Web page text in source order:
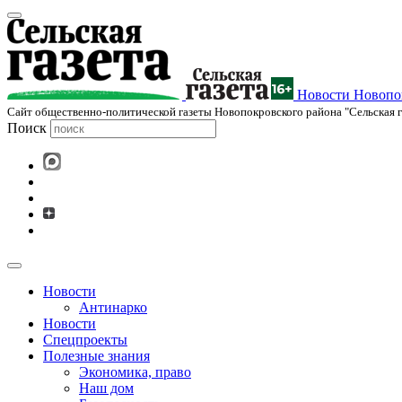
Новости
Cайт общественно-политической газеты Новопокровского района "Сельская
Поиск
Новости
Антинарко
Новости
Спецпроекты
Полезные знания
Экономика, право
Наш дом